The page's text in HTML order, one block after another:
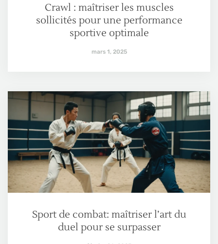
Crawl : maîtriser les muscles
sollicités pour une performance
sportive optimale
mars 1, 2025
Sport de combat: maîtriser l’art du
duel pour se surpasser